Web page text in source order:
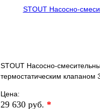
STOUT Насосно-
термостатическим клапаном
Цена:
29 630 руб. *